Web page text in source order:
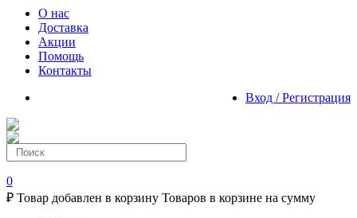
О нас
Доставка
Акции
Помощь
Контакты
Вход / Регистрация
0
₽ Товар добавлен в корзину Товаров в корзине на сумму